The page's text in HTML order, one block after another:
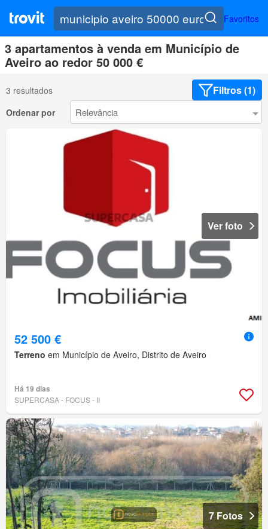
Favoritos
3 apartamentos à venda em Município de
Aveiro ao redor 50 000 €
3 resultados Filtros (1)
Ordenar por
Ver foto
52 500 €
Terreno em Município de Aveiro, Distrito de Aveiro
Há 19 dias
SUPERCASA - FOCUS - II
7 Fotos